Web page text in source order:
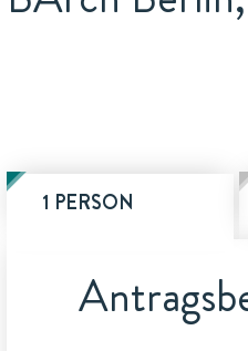
1 PERSON